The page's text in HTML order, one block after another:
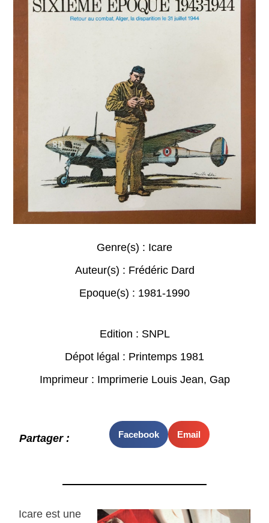
Genre(s) : Icare
Auteur(s) : Frédéric Dard
Epoque(s) : 1981-1990
Edition : SNPL
Dépot légal : Printemps 1981
Imprimeur : Imprimerie Louis Jean, Gap
Partager : Facebook Email
Icare est une